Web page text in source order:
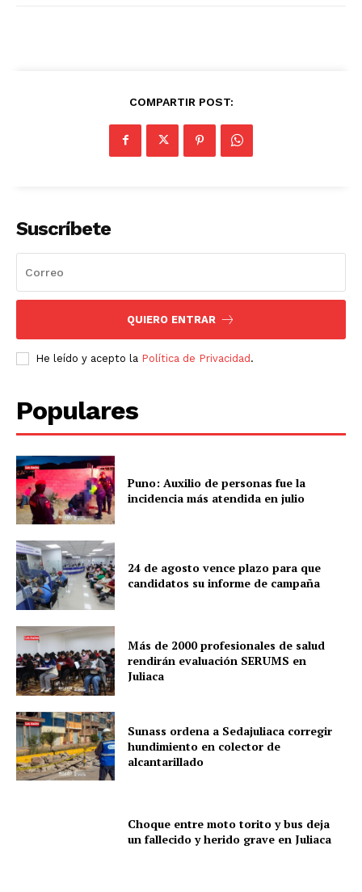
COMPARTIR POST:
Suscríbete
QUIERO ENTRAR
He leído y acepto la Política de Privacidad.
Populares
Puno: Auxilio de personas fue la
incidencia más atendida en julio
24 de agosto vence plazo para que
candidatos su informe de campaña
Más de 2000 profesionales de salud
rendirán evaluación SERUMS en
Juliaca
Sunass ordena a Sedajuliaca corregir
hundimiento en colector de
alcantarillado
Choque entre moto torito y bus deja
un fallecido y herido grave en Juliaca